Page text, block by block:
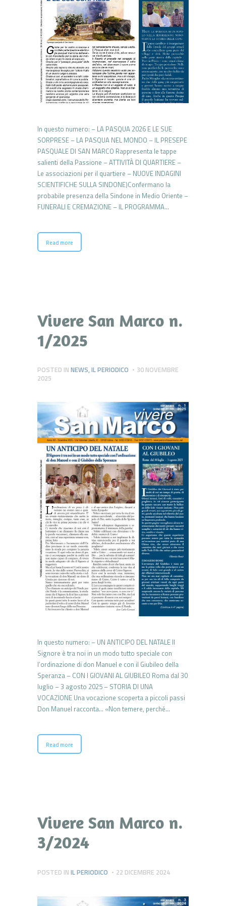
In questo numero: – LA PASQUA 2026 E LE SUE
SORPRESE – LA PASQUA NEL MONDO – IL PRESEPE
PASQUALE DI SAN MARCO Rappresenta le tappe
salienti della Passione – ATTIVITÀ DI QUARTIERE –
Le associazioni per il quartiere – NUOVE INDAGINI
SCIENTIFICHE SULLA SINDONE)Confermano la
probabile presenza della Sindone in Medio Oriente –
FUNERALI E CREMAZIONE – IL PROGRAMMA…
Read more
Vivere San Marco n.
1/2025
POSTED IN NEWS,IL PERIODICO
30 NOVEMBRE
2025
In questo numero: – UN ANTICIPO DEL NATALE Il
Signore è tra noi in un modo tutto speciale con
l’ordinazione di don Manuel e con il Giubileo della
Speranza – CON I GIOVANI AL GIUBILEO Roma dal 30
luglio – 3 agosto 2025 – STORIA DI UNA
VOCAZIONE Una vocazione scoperta a piccoli passi
Don Manuel racconta… «Non temere, perché…
Read more
Vivere San Marco n.
3/2024
POSTED IN IL PERIODICO 22 DICEMBRE 2024